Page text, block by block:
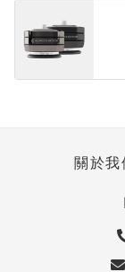
關於我